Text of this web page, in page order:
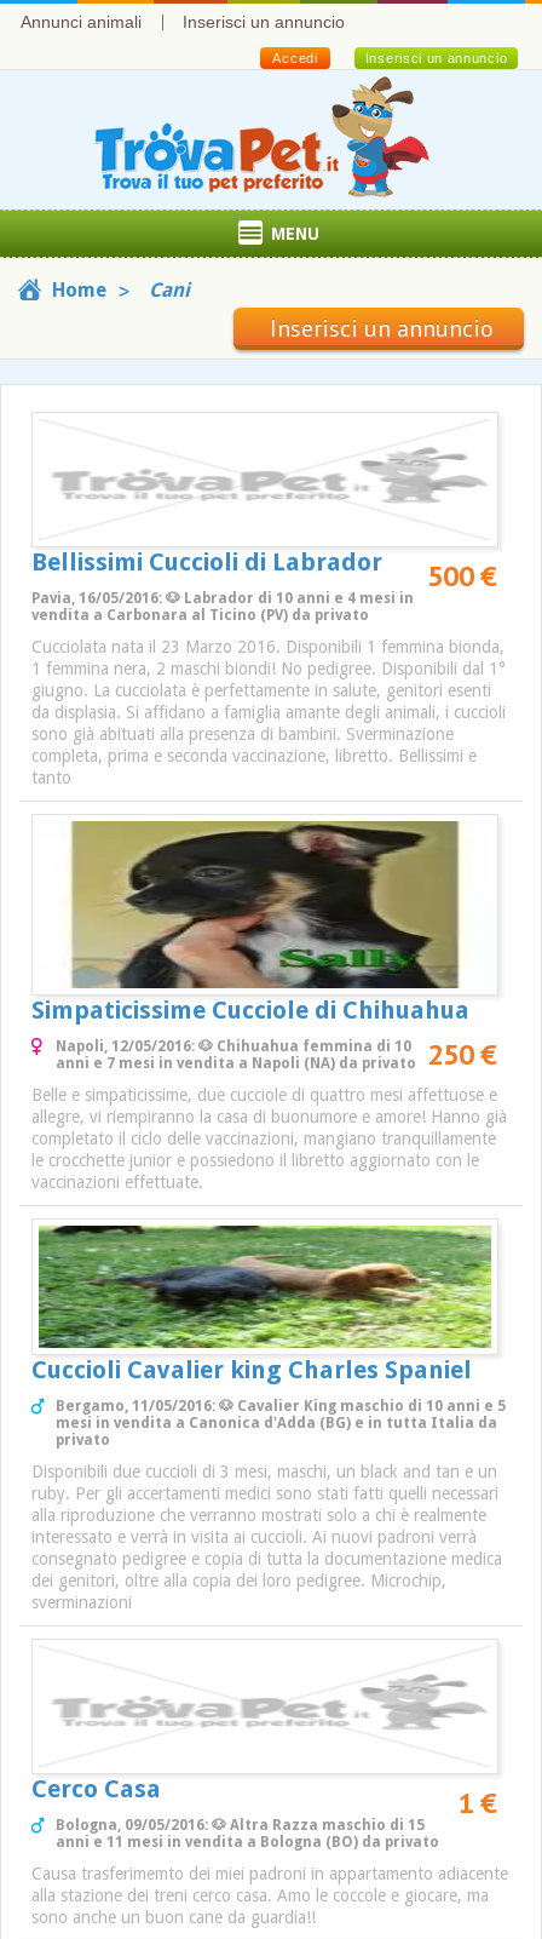
Annunci animali Inserisci un annuncio
Inserisci un annuncio
Accedi
MENU
Home Cani
Inserisci un annuncio
Bellissimi Cuccioli di Labrador 500 €
Pavia, 16/05/2016: 🐶 Labrador di 10 anni e 4 mesi in
vendita a Carbonara al Ticino (PV) da privato
Cucciolata nata il 23 Marzo 2016. Disponibili 1 femmina bionda,
1 femmina nera, 2 maschi biondi! No pedigree. Disponibili dal 1°
giugno. La cucciolata è perfettamente in salute, genitori esenti
da displasia. Si affidano a famiglia amante degli animali, i cuccioli
sono già abituati alla presenza di bambini. Sverminazione
completa, prima e seconda vaccinazione, libretto. Bellissimi e
tanto
Simpaticissime Cucciole di Chihuahua
250 €
Napoli, 12/05/2016: 🐶 Chihuahua femmina di 10
anni e 7 mesi in vendita a Napoli (NA) da privato
Belle e simpaticissime, due cucciole di quattro mesi affettuose e
allegre, vi riempiranno la casa di buonumore e amore! Hanno già
completato il ciclo delle vaccinazioni, mangiano tranquillamente
le crocchette junior e possiedono il libretto aggiornato con le
vaccinazioni effettuate.
Cuccioli Cavalier king Charles Spaniel
Bergamo, 11/05/2016: 🐶 Cavalier King maschio di 10 anni e 5
mesi in vendita a Canonica d'Adda (BG) e in tutta Italia da
privato
Disponibili due cuccioli di 3 mesi, maschi, un black and tan e un
ruby. Per gli accertamenti medici sono stati fatti quelli necessari
alla riproduzione che verranno mostrati solo a chi è realmente
interessato e verrà in visita ai cuccioli. Ai nuovi padroni verrà
consegnato pedigree e copia di tutta la documentazione medica
dei genitori, oltre alla copia dei loro pedigree. Microchip,
sverminazioni
Cerco Casa 1 €
Bologna, 09/05/2016: 🐶 Altra Razza maschio di 15
anni e 11 mesi in vendita a Bologna (BO) da privato
Causa trasferimemto dei miei padroni in appartamento adiacente
alla stazione dei treni cerco casa. Amo le coccole e giocare, ma
sono anche un buon cane da guardia!!